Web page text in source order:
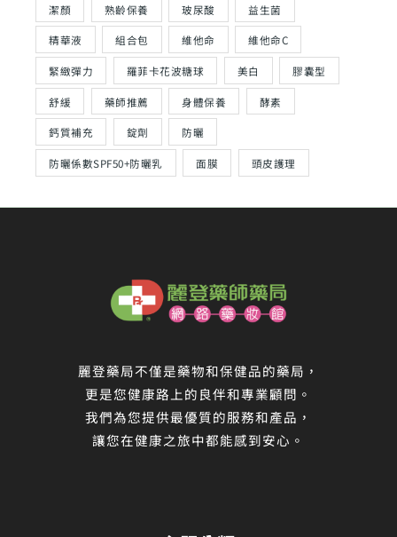
潔顏 熟齡保養 玻尿酸 益生菌
精華液 組合包 維他命 維他命C
緊緻彈力 羅菲卡花波糖球 美白 膠囊型
舒緩 藥師推薦 身體保養 酵素
鈣質補充 錠劑 防曬
防曬係數SPF50+防曬乳 面膜 頭皮護理
麗登藥局不僅是藥物和保健品的藥局，
更是您健康路上的良伴和專業顧問。
我們為您提供最優質的服務和產品，
讓您在健康之旅中都能感到安心。